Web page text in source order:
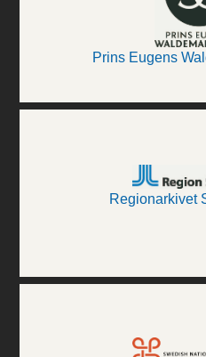
Prins Eugens
Regionarkivet